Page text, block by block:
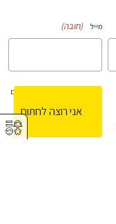
מייל (חובה)
אנחנו נתקשר לוודא שמדובר באדם
ולא בבוט
⚥︎